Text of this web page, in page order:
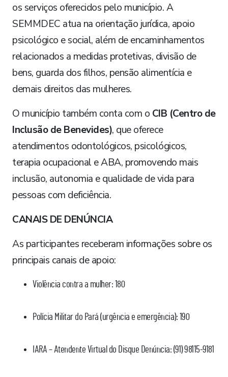
os serviços oferecidos pelo município. A
SEMMDEC atua na orientação jurídica, apoio
psicológico e social, além de encaminhamentos
relacionados a medidas protetivas, divisão de
bens, guarda dos filhos, pensão alimentícia e
demais direitos das mulheres.
O município também conta com o CIB (Centro de
Inclusão de Benevides), que oferece
atendimentos odontológicos, psicológicos,
terapia ocupacional e ABA, promovendo mais
inclusão, autonomia e qualidade de vida para
pessoas com deficiência.
CANAIS DE DENÚNCIA
As participantes receberam informações sobre os
principais canais de apoio:
Violência contra a mulher: 180
Polícia Militar do Pará (urgência e emergência): 190
IARA – Atendente Virtual do Disque Denúncia: (91) 98115-9181